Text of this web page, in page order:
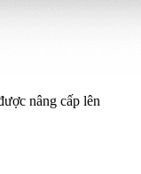
nâng cấp lên